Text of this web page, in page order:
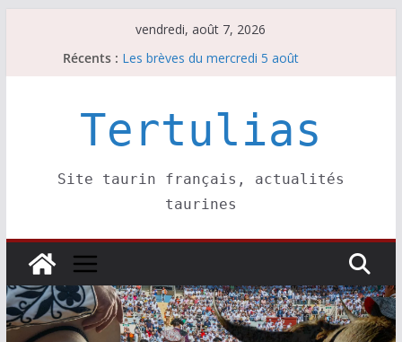
vendredi, août 7, 2026
Récents : Les brèves du mercredi 5 août
Escalafón 2026 – novilleros –
Les brèves du jeudi 6 août
Tertulias
Site taurin français, actualités
taurines